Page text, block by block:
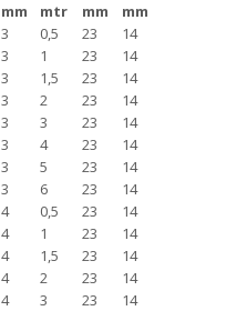
mm mtr mm
mm
3 0,5 23
14
3 1 23
14
3 1,5 23
14
3 2 23
14
3 3 23
14
3 4 23
14
3 5 23
14
3 6 23
14
4 0,5 23
14
4 1 23
14
4 1,5 23
14
4 2 23
14
4 3 23
14